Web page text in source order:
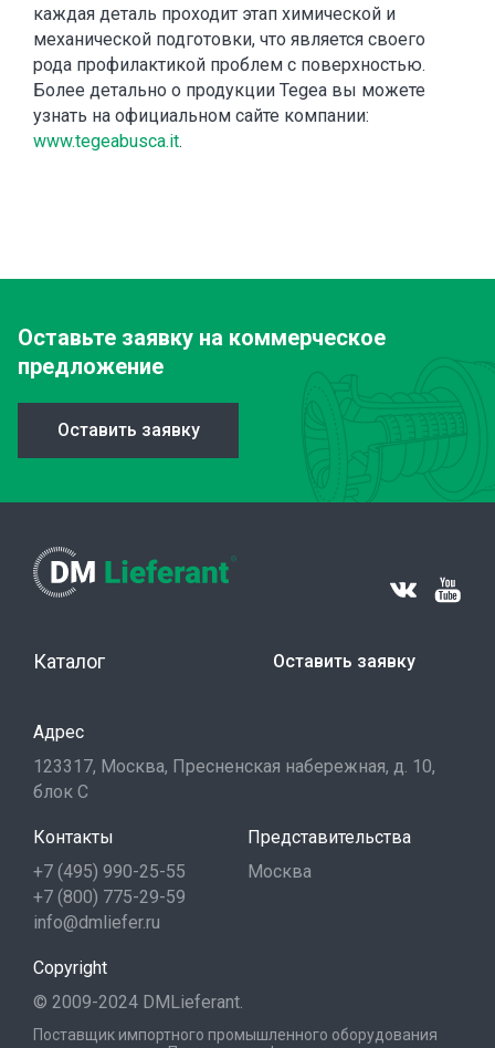
каждая деталь проходит этап химической и
механической подготовки, что является своего
рода профилактикой проблем с поверхностью.
Более детально о продукции Tegea вы можете
узнать на официальном сайте компании:
www.tegeabusca.it.
Оставьте заявку на коммерческое
предложение
Оставить заявку
Каталог Оставить заявку
Адрес
123317, Москва, Пресненская набережная, д. 10,
блок С
Контакты
+7 (495) 990-25-55
+7 (800) 775-29-59
info@dmliefer.ru
Представительства
Москва
Copyright
© 2009-2024 DMLieferant.
Поставщик импортного промышленного оборудования